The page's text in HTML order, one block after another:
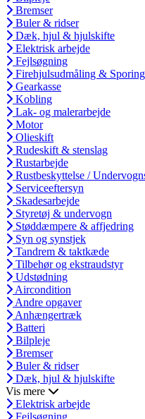
Bremser
Buler & ridser
Dæk, hjul & hjulskifte
Elektrisk arbejde
Fejlsøgning
Firehjulsudmåling & Sporing
Gearkasse
Kobling
Lak- og malerarbejde
Motor
Olieskift
Rudeskift & stenslag
Rustarbejde
Rustbeskyttelse /
Serviceeftersyn
Skadesarbejde
Styretøj & undervogn
Støddæmpere & affjedring
Syn og synstjek
Tandrem & taktkæde
Tilbehør og ekstraudstyr
Udstødning
Aircondition
Andre opgaver
Anhængertræk
Batteri
Bilpleje
Bremser
Buler & ridser
Dæk, hjul & hjulskifte
Vis mere
Elektrisk arbejde